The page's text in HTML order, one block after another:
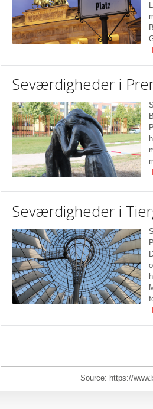
Seværdigheder i
Seværdigheder i
Source: https://